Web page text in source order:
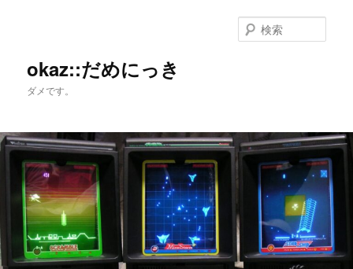
へ
移
移
動
okaz::だめにっき
ダメです。
索